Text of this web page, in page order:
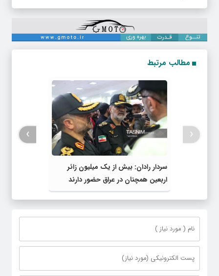
مطالب مرتبط
سردار رادان: بیش از یک میلیون زائر
اربعین همچنان در عراق حضور دارند
‹
›